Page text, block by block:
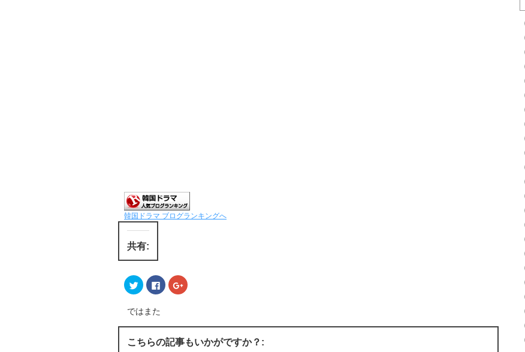
韓国ドラマ ブログランキングへ
共有:
ク
リ
し
て
T
i
t
F
a
o
で
共
ク
リ
G
o
g
ではまた
こちらの記事もいかがですか？: